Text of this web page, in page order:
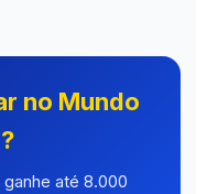
no Mundo
até 8.000